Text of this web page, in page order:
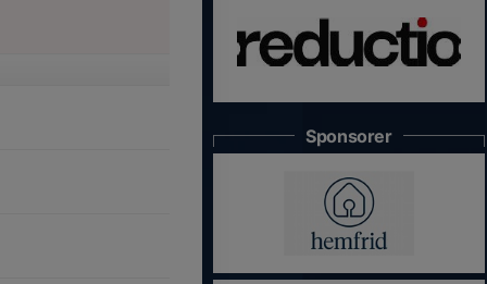
Sponsorer